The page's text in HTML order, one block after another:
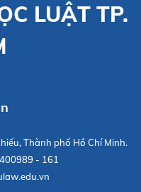
LUẬT TP.
Thành phố Hồ Chí Minh.
- 161